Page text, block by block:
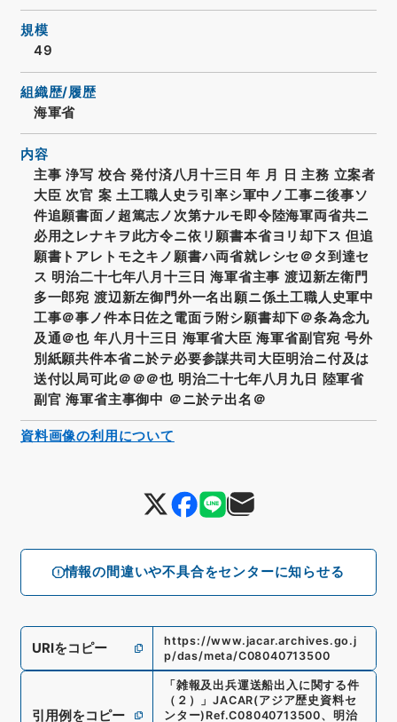
情報の間違いや不具合をセンターに知らせる
規模
49
組織歴/履歴
海軍省
内容
主事 浄写 校合 発付済八月十三日 年 月 日 主務 立案者
大臣 次官 案 土工職人史ラ引率シ軍中ノ工事ニ後事ソ
件追願書面ノ超篤志ノ次第ナルモ即令陸海軍両省共ニ
必用之レナキヲ此方令ニ依リ願書本省ヨリ却下ス 但追
願書トアレトモ之キノ願書ハ両省就レシセ＠タ到達セ
ス 明治二十七年八月十三日 海軍省主事 渡辺新左衛門
多一郎宛 渡辺新左御門外一名出願ニ係土工職人史軍中
工事＠事ノ件本日佐之電面ラ附シ願書却下＠条為念九
及通＠也 年八月十三日 海軍省大臣 海軍省副官宛 号外
別紙願共件本省ニ於テ必要参謀共司大臣明治ニ付及は
送付以局可此＠＠＠也 明治二十七年八月九日 陸軍省
副官 海軍省主事御中 ＠ニ於テ出名＠
URIをコピー
https://www.jacar.archives.go.j
p/das/meta/C08040713500
引用例をコピー
「 雑報及出兵運送船出入に関する件
（２）
」JACAR(アジア歴史資料セ
ンター) Ref.C08040713500、 明治
資料画像の利用について